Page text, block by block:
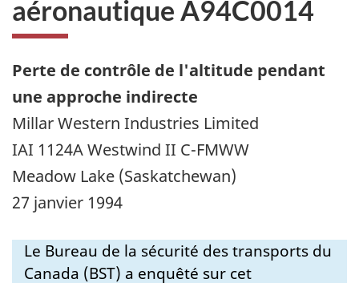
aéronautique A94C0014
Perte de contrôle de l'altitude pendant
une approche indirecte
Millar Western Industries Limited
IAI 1124A Westwind II C-FMWW
Meadow Lake (Saskatchewan)
27 janvier 1994
Le Bureau de la sécurité des transports du
Canada (BST) a enquêté sur cet